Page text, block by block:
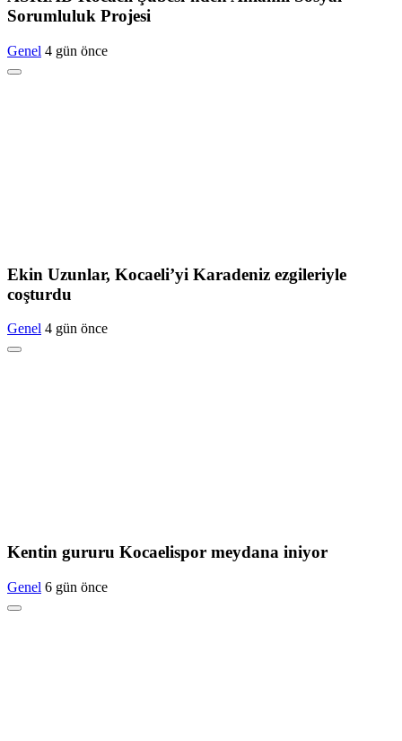
Sorumluluk Projesi
Genel 4 gün önce
Ekin Uzunlar, Kocaeli’yi Karadeniz ezgileriyle
coşturdu
Genel 4 gün önce
Kentin gururu Kocaelispor meydana iniyor
Genel 6 gün önce